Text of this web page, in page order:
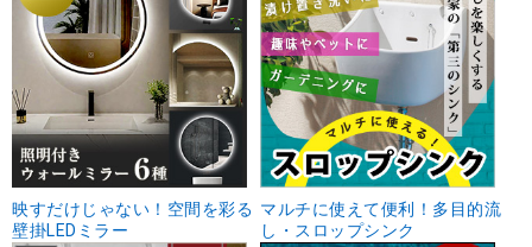
映すだけじゃない！空間を彩る
壁掛LEDミラー
マルチに使えて便利！多目的流
し・スロップシンク